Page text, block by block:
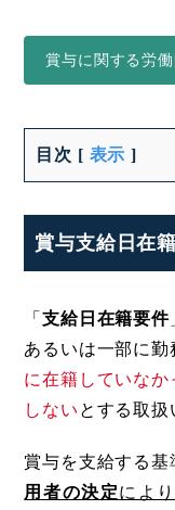
賞与に関する労
目次 [ 表示 ]
賞与支給日在
「支給日在籍要件
あるいは一部に勤
に在籍していな
しない とする取扱
賞与を支給する基
用者の決定により